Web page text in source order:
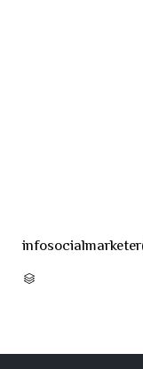
